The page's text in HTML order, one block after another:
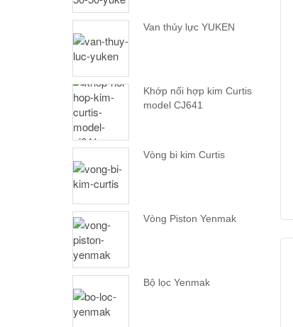
Van thủy lực YUKEN
Khớp nối hợp kim Curtis
model CJ641
Vòng bi kim Curtis
Vòng Piston Yenmak
Bộ lọc Yenmak